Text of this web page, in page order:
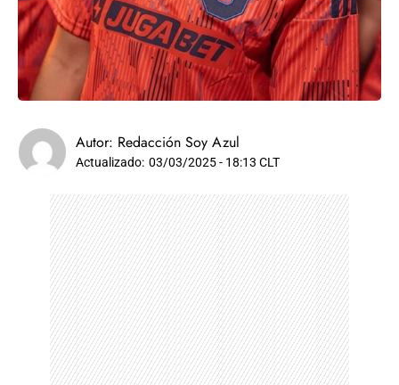
Autor: Redacción Soy Azul
Actualizado: 03/03/2025 - 18:13 CLT